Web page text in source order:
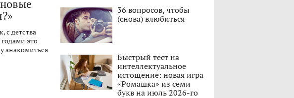
с детства
это
знакомиться
36 вопросов, чтобы
(снова) влюбиться
Быстрый тест на
интеллектуальное
истощение: новая игра
«Ромашка» из семи
букв на июль 2026-го